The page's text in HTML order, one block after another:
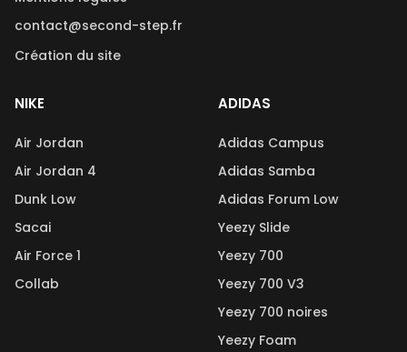
contact@second-step.fr
Création du site
NIKE
Air Jordan
Air Jordan 4
Dunk Low
Sacai
Air Force 1
Collab
ADIDAS
Adidas Campus
Adidas Samba
Adidas Forum Low
Yeezy Slide
Yeezy 700
Yeezy 700 V3
Yeezy 700 noires
Yeezy Foam